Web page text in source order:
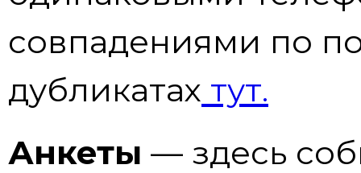
совпадениями по
дубликатах тут.
Анкеты — здесь